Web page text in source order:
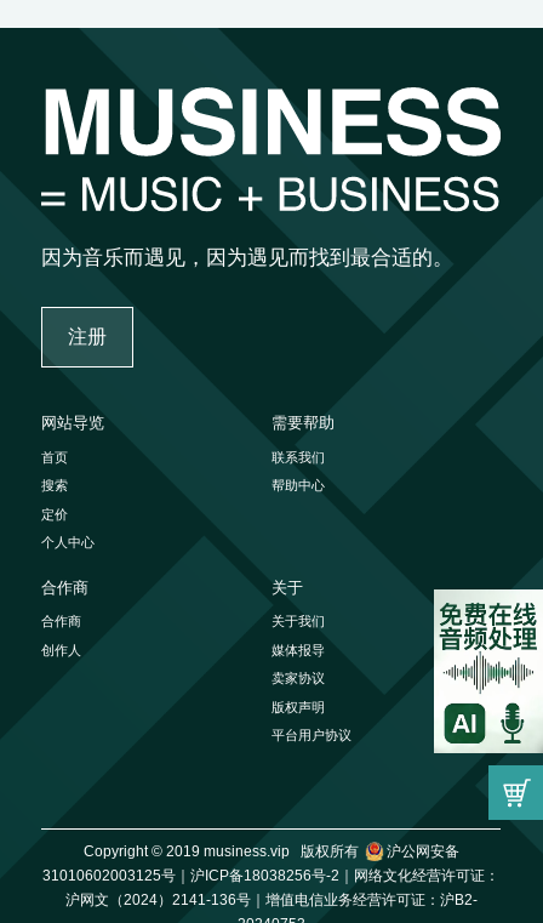
因为音乐而遇见，因为遇见而找到最合适的。
注册
网站导览
首页
搜索
定价
个人中心
需要帮助
联系我们
帮助中心
合作商
合作商
创作人
关于
关于我们
媒体报导
卖家协议
版权声明
平台用户协议
Copyright © 2019 musiness.vip 版权所有
沪公网安备
31010602003125号｜ 沪ICP备18038256号-2｜
网络文化经营许可证：
沪网文（2024）2141-136号｜ 增值电信业务经营许可证：沪B2-